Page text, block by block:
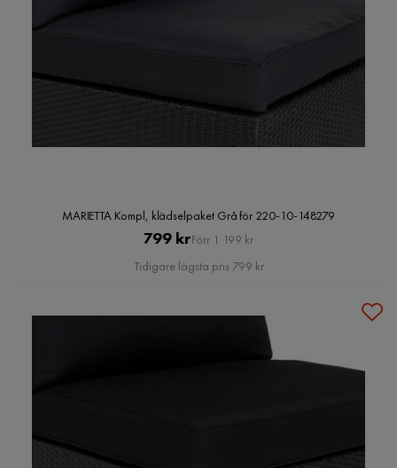
MARIETTA Kompl, klädselpaket Grå för 220-10-148279
Pris
799 kr Original
Pris
Förr 1 199 kr
Tidigare lägsta pris 799 kr